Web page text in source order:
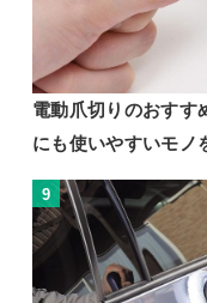
電動爪切りのおすす
にも使いやすいモノ
9